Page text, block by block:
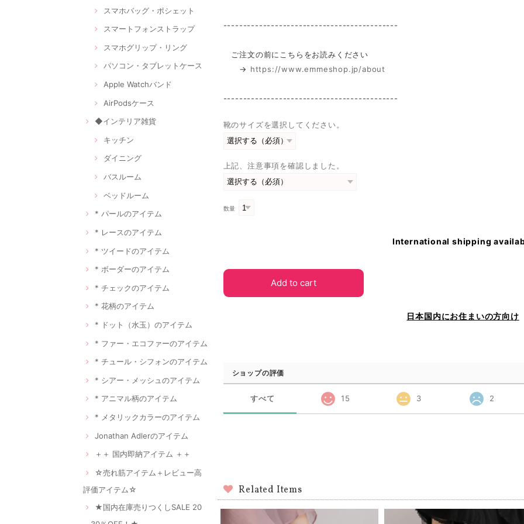
スマホバッグ・ポシェット
スマートフォンストラップ
スマホグリップ・リング
パソコン・タブレットケース
Apple Watchバンド
AirPodsケース
◆インテリア雑貨
キッチン
ダイニング
バスルーム
ベッドルーム
* パールのアイテム
* レースのアイテム
* ツイードのアイテム
* ボーダーのアイテム
* チェックのアイテム
* 花柄のアイテム
* ドット（水玉）のアイテム
* ファー・エコファーのアイテム
* チュール・シフォンのアイテム
* シアー・メッシュのアイテム
* アニマル柄のアイテム
* メタリックカラーのアイテム
Jonathan Adlerのアイテム
＋＋ 国内即納アイテム ＋＋
☆売れ筋アイテム＋レビュー高
評価アイテム☆
★国内在庫売りつくしSALE 20
--------------------------------------------
ご注文の前にこちらをお読みください
→ https://www.emmeshop.jp/about
--------------------------------------------
靴のサイズを選択してください。
上記、注意事項を確認しました。
数量
International shipping
Add to cart
日本国内にお住まいの方向け
ショップの評価
すべて 15 3 2
Related Items